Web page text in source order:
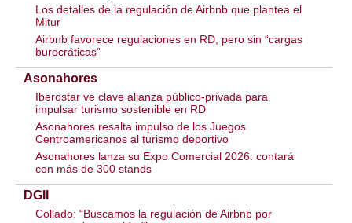
Los detalles de la regulación de Airbnb que plantea el
Mitur
Airbnb favorece regulaciones en RD, pero sin “cargas
burocráticas”
Asonahores
Iberostar ve clave alianza público-privada para
impulsar turismo sostenible en RD
Asonahores resalta impulso de los Juegos
Centroamericanos al turismo deportivo
Asonahores lanza su Expo Comercial 2026: contará
con más de 300 stands
DGII
Collado: “Buscamos la regulación de Airbnb por